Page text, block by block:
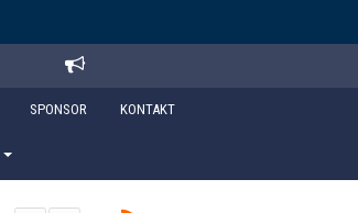
SPONSOR KONTAKT